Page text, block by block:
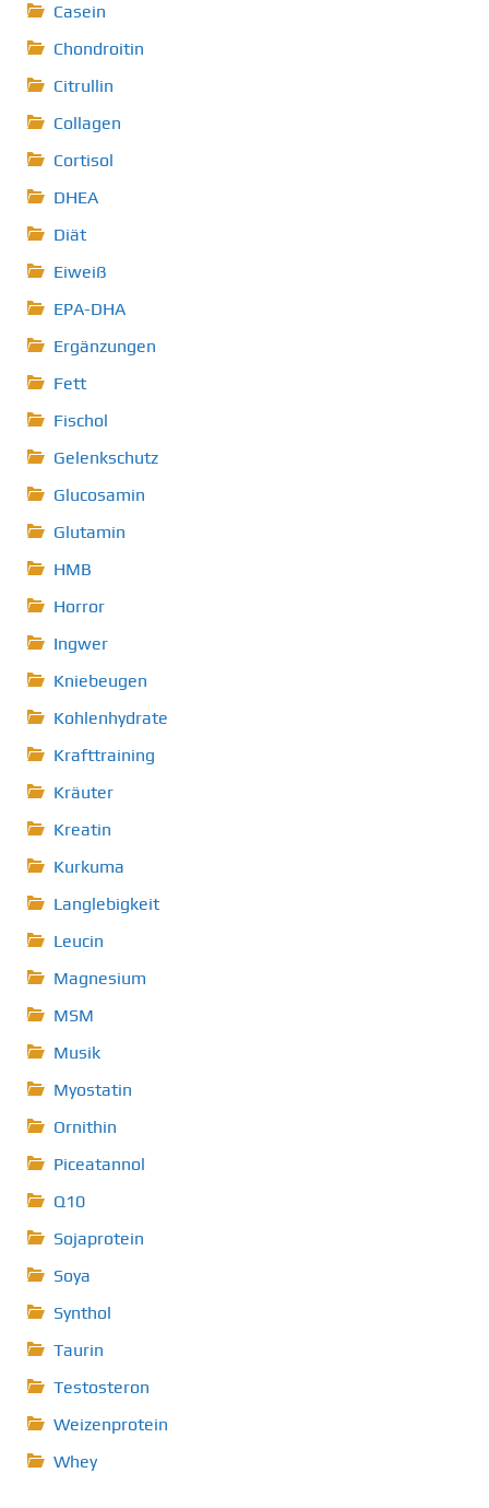
Casein
Chondroitin
Citrullin
Collagen
Cortisol
DHEA
Diät
Eiweiß
EPA-DHA
Ergänzungen
Fett
Fischol
Gelenkschutz
Glucosamin
Glutamin
HMB
Horror
Ingwer
Kniebeugen
Kohlenhydrate
Krafttraining
Kräuter
Kreatin
Kurkuma
Langlebigkeit
Leucin
Magnesium
MSM
Musik
Myostatin
Ornithin
Piceatannol
Q10
Sojaprotein
Soya
Synthol
Taurin
Testosteron
Weizenprotein
Whey